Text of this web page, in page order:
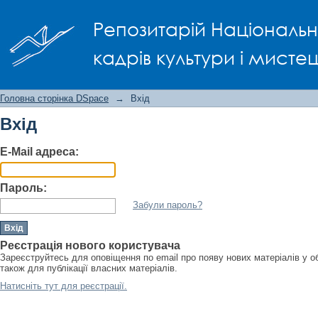
Репозитарій
кадрів культури і
Головна сторінка DSpace → Вхід
Вхід
E-Mail адреса:
Пароль:
Забули пароль?
Реєстрація нового користувача
Зареєструйтесь для оповіщення по email про появу нових матеріалів у
також для публікації власних матеріалів.
Натисніть тут для реєстрації.